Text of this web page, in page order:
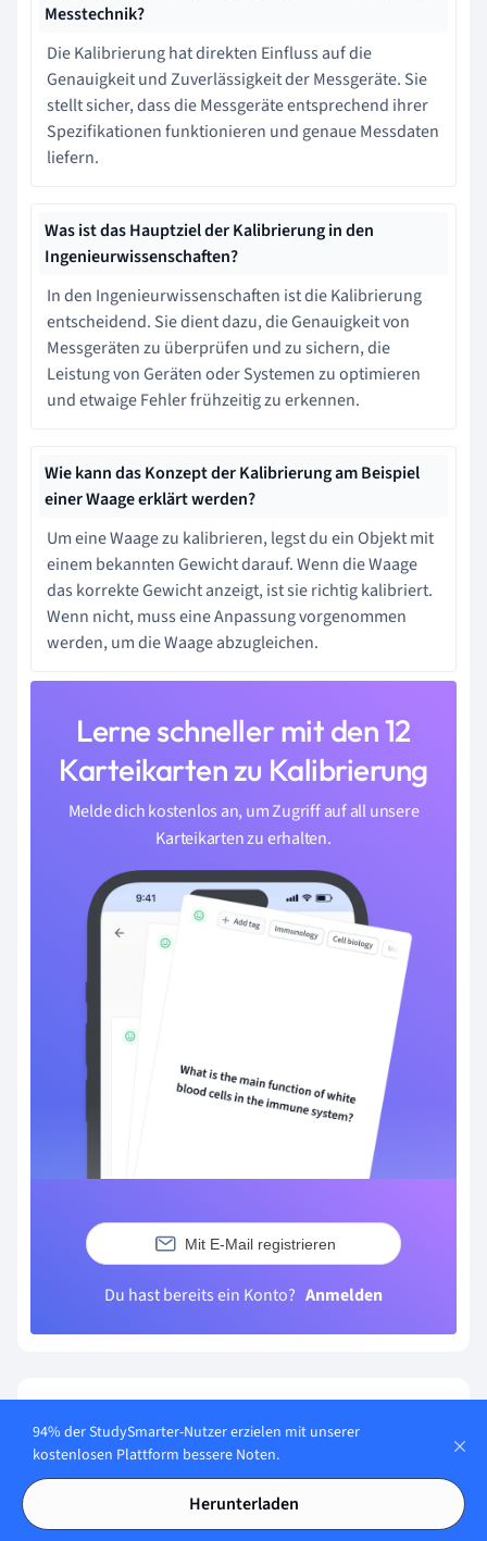
Messtechnik?
Die Kalibrierung hat direkten Einfluss auf die
Genauigkeit und Zuverlässigkeit der Messgeräte. Sie
stellt sicher, dass die Messgeräte entsprechend ihrer
Spezifikationen funktionieren und genaue Messdaten
liefern.
Was ist das Hauptziel der Kalibrierung in den
Ingenieurwissenschaften?
In den Ingenieurwissenschaften ist die Kalibrierung
entscheidend. Sie dient dazu, die Genauigkeit von
Messgeräten zu überprüfen und zu sichern, die
Leistung von Geräten oder Systemen zu optimieren
und etwaige Fehler frühzeitig zu erkennen.
Wie kann das Konzept der Kalibrierung am Beispiel
einer Waage erklärt werden?
Um eine Waage zu kalibrieren, legst du ein Objekt mit
einem bekannten Gewicht darauf. Wenn die Waage
das korrekte Gewicht anzeigt, ist sie richtig kalibriert.
Wenn nicht, muss eine Anpassung vorgenommen
werden, um die Waage abzugleichen.
Lerne schneller mit den 12
Karteikarten zu Kalibrierung
Melde dich kostenlos an, um Zugriff auf all unsere
Karteikarten zu erhalten.
Mit E-Mail registrieren
Du hast bereits ein Konto? Anmelden
Kalibrierung
Was bedeutet Kalibrierung?
Kalibrierung ist ein Prozess in den Ingenieurwissenschaften, bei
94% der StudySmarter-Nutzer erzielen mit unserer
kostenlosen Plattform bessere Noten.
Herunterladen